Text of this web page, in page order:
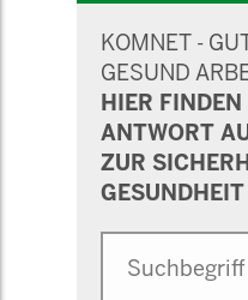
KOMNET -
GESUND
HIER FINDEN
ANTWORT
ZUR